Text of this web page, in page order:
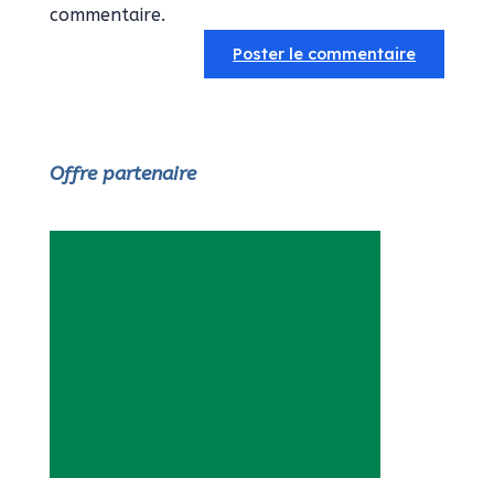
commentaire.
Offre partenaire